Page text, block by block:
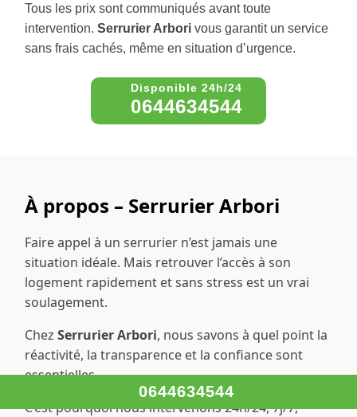
Tous les prix sont communiqués avant toute
intervention. Serrurier Arbori vous garantit un service
sans frais cachés, même en situation d’urgence.
0644634544
À propos – Serrurier Arbori
Faire appel à un serrurier n’est jamais une
situation idéale. Mais retrouver l’accès à son
logement rapidement et sans stress est un vrai
soulagement.
Chez Serrurier Arbori, nous savons à quel point la
réactivité, la transparence et la confiance sont
essentielles.
C’est pourquoi nous intervenons 24h/24, 7j/7,
0644634544